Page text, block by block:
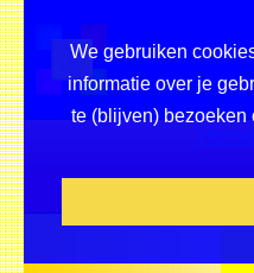
We gebruiken
informatie over je
te (blijven) bezoeken